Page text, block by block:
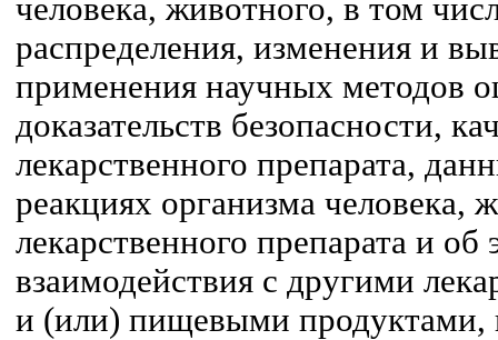
человека, животного, в том
распределения, изменения и
применения научных методов
доказательств безопасности,
лекарственного препарата,
реакциях организма человека,
лекарственного препарата и об
взаимодействия с другими
и (или) пищевыми продуктами,